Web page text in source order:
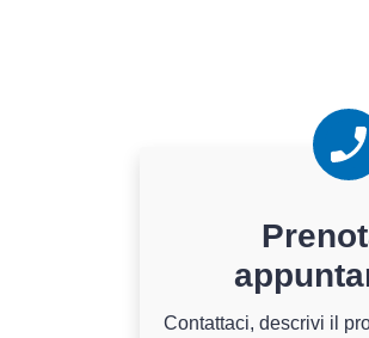
Contattaci, descrivi il